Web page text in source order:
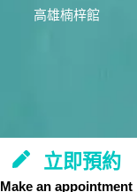
高雄楠梓館
立即預約
Make an appointment